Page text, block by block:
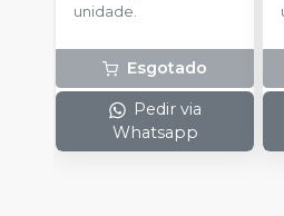
unidade.
Esgotado
Pedir via
Whatsapp